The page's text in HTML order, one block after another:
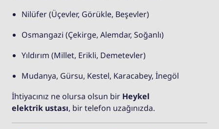
Nilüfer (Üçevler, Görükle, Beşevler)
Osmangazi (Çekirge, Alemdar, Soğanlı)
Yıldırım (Millet, Erikli, Demetevler)
Mudanya, Gürsu, Kestel, Karacabey, İnegöl
İhtiyacınız ne olursa olsun bir Heykel
elektrik ustası, bir telefon uzağınızda.